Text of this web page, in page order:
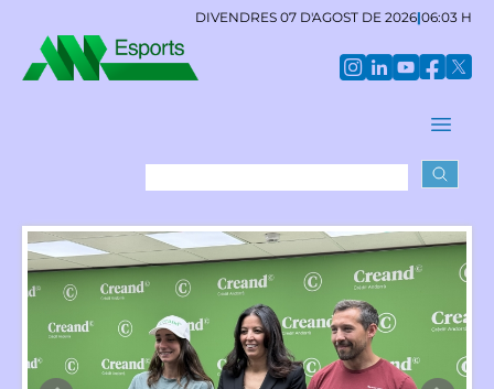
DIVENDRES 07 D'AGOST DE 2026|06:03 H